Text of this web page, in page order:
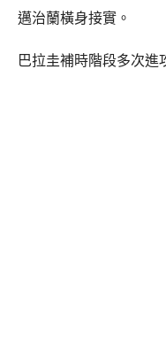
邁治蘭橫身接實。
巴拉圭補時階段多次進